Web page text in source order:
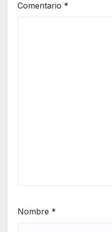
Comentario *
Nombre *